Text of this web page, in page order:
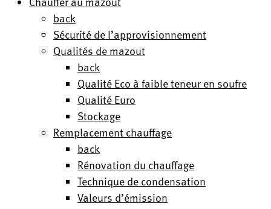
back
Sécurité de l’approvisionnement
Qualités de mazout
back
Qualité Eco à faible teneur en soufre
Qualité Euro
Stockage
Remplacement chauffage
back
Rénovation du chauffage
Technique de condensation
Valeurs d’émission